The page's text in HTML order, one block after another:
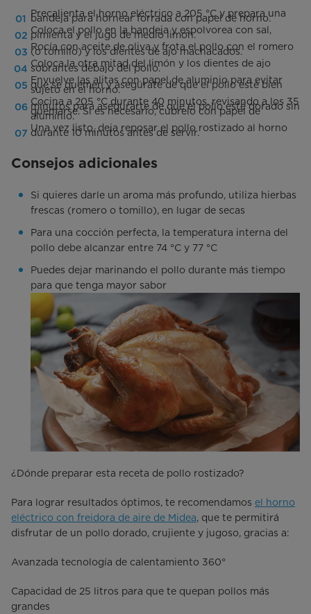
Precalienta el horno eléctrico a 205 °C y prepara una
bandeja para hornear forrada con papel de horno.
Coloca el pollo en la bandeja y espolvorea con sal,
pimienta y el jugo de medio limón.
Rocía con aceite de oliva y frota el pollo con el romero
(o tomillo) y los dientes de ajo machacados.
Coloca la otra mitad del limón y los dientes de ajo
sobrantes debajo del pollo.
Envuelve las alitas con papel de aluminio para evitar
que se quemen y asegúrate de que el pollo esté bien
sujeto en el horno.
Cocina a 205 °C durante 40 minutos, revisando a los 35
minutos para asegurarte de que el pollo esté dorado sin
quemarse. Si es necesario, cúbrelo con papel de
aluminio.
Una vez listo, deja reposar el pollo rostizado al horno
durante 10 minutos antes de servir.
Consejos adicionales
Si quieres darle un aroma más profundo, utiliza hierbas
frescas (romero o tomillo), en lugar de secas
Para una cocción perfecta, la temperatura interna del
pollo debe alcanzar entre 74 °C y 77 °C
Puedes dejar marinando el pollo durante más tiempo
para que tenga mayor sabor
¿Dónde preparar esta receta de pollo rostizado?
Para lograr resultados óptimos, te recomendamos el horno
eléctrico con freidora de aire de Midea, que te permitirá
disfrutar de un pollo dorado, crujiente y jugoso, gracias a:
Avanzada tecnología de calentamiento 360°
Capacidad de 25 litros para que te quepan pollos más
grandes